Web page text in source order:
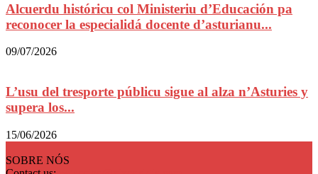
Alcuerdu históricu col Ministeriu d’Educación pa
reconocer la especialidá docente d’asturianu...
09/07/2026
L’usu del tresporte públicu sigue al alza n’Asturies y
supera los...
15/06/2026
SOBRE NÓS